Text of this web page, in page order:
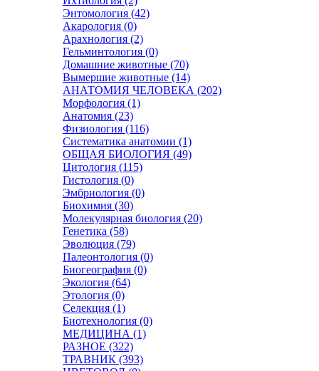
Энтомология (42)
Акарология (0)
Арахнология (2)
Гельминтология (0)
Домашние животные (70)
Вымершие животные (14)
АНАТОМИЯ ЧЕЛОВЕКА (202)
Морфология (1)
Анатомия (23)
Физиология (116)
Систематика анатомии (1)
ОБЩАЯ БИОЛОГИЯ (49)
Цитология (115)
Гистология (0)
Эмбриология (0)
Биохимия (30)
Молекулярная биология (20)
Генетика (58)
Эволюция (79)
Палеонтология (0)
Биогеография (0)
Экология (64)
Этология (0)
Селекция (1)
Биотехнология (0)
МЕДИЦИНА (1)
РАЗНОЕ (322)
ТРАВНИК (393)